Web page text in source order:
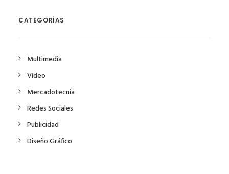
CATEGORÍAS
Multimedia
Vídeo
Mercadotecnia
Redes Sociales
Publicidad
Diseño Gráfico